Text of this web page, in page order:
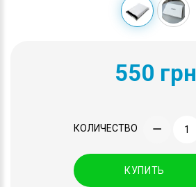
550 грн
КОЛИЧЕСТВО
КУПИТЬ